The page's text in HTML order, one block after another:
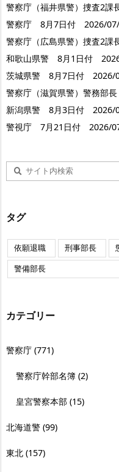
警察庁（福井県警）捜査2
警察庁 8月7日付 2026/
警察庁（広島県警）捜査2
和歌山県警 8月1日付
茨城県警 8月7日付 2026/
警察庁（滋賀県警）警務
新潟県警 8月3日付 2026/
警視庁 7月21日付 2026/
タグ
依願退職 刑事部長
警備部長
カテゴリー
警察庁 (771)
警察庁幹部名簿 (2)
皇宮警察本部 (15)
北海道警 (99)
東北 (157)